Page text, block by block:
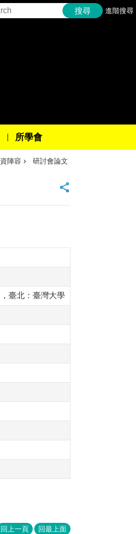
搜尋 進階搜尋
所學會
陣容 研討會論文
臺北：臺灣大學
回上一頁 回最上面